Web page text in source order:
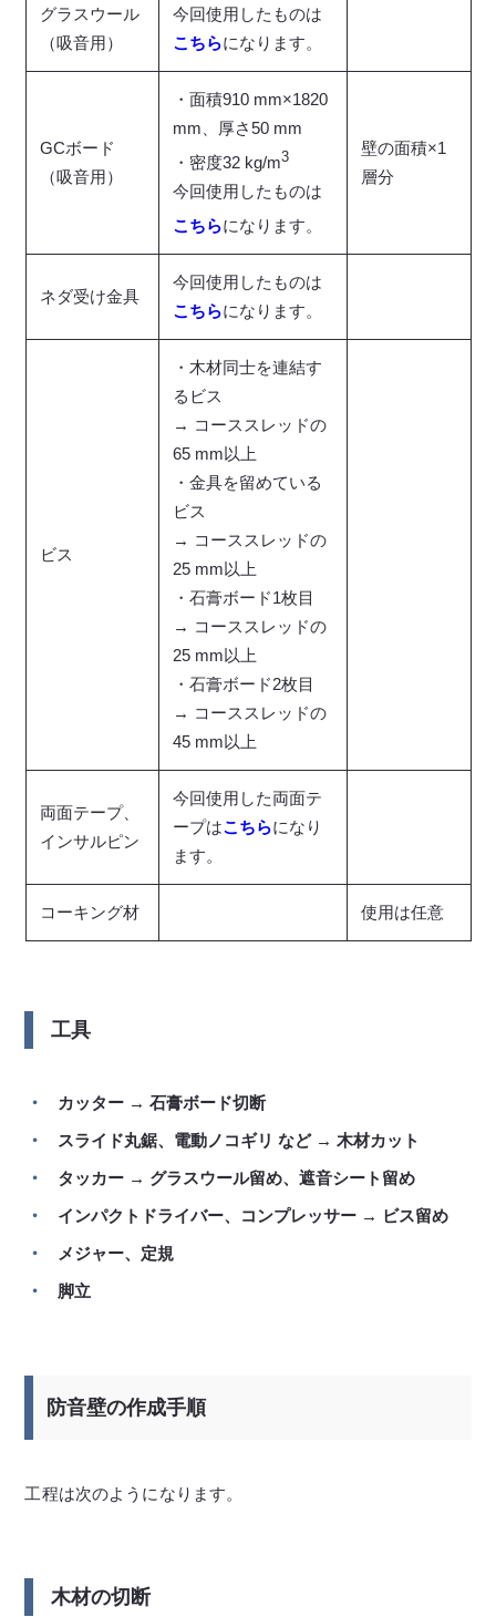
グラスウール
（吸音用）
今回使用したものは
こちらになります。
GCボード
（吸音用）
・面積910 mm×1820
mm、厚さ50 mm
・密度32 kg/m3
今回使用したものは
こちらになります。
壁の面積×1
層分
ネダ受け金具
今回使用したものは
こちらになります。
ビス
・木材同士を連結す
るビス
→ コーススレッドの
65 mm以上
・金具を留めている
ビス
→ コーススレッドの
25 mm以上
・石膏ボード1枚目
→ コーススレッドの
25 mm以上
・石膏ボード2枚目
→ コーススレッドの
45 mm以上
両面テープ、
インサルピン
今回使用した両面テ
ープはこちらになり
ます。
コーキング材 使用は任意
工具
カッター → 石膏ボード切断
スライド丸鋸、電動ノコギリ など → 木材カット
タッカー → グラスウール留め、遮音シート留め
インパクトドライバー、コンプレッサー → ビス留め
メジャー、定規
脚立
防音壁の作成手順
工程は次のようになります。
木材の切断